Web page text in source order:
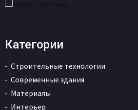
Категории
Строительные технологии
Современные здания
Материалы
Интерьер